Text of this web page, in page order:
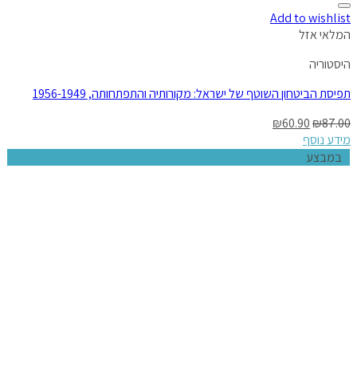
Add to wishlist
המלאי אזל
היסטוריה
תפיסת הביטחון השוטף של ישראל: מקורותיה והתפתחותה, 1956-1949
₪87.00
₪60.90
מידע נוסף
במבצע